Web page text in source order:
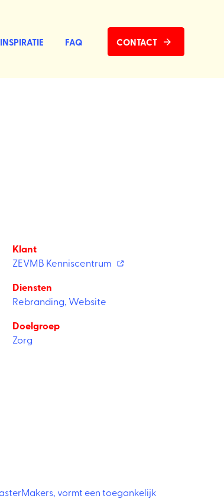
INSPIRATIE FAQ CONTACT
Klant
ZEVMB Kenniscentrum
Diensten
Rebranding, Website
Doelgroep
Zorg
vormt een toegankelijk